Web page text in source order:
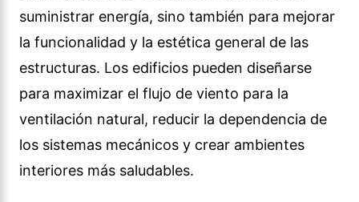
suministrar energía, sino también para mejorar
la funcionalidad y la estética general de las
estructuras. Los edificios pueden diseñarse
para maximizar el flujo de viento para la
ventilación natural, reducir la dependencia de
los sistemas mecánicos y crear ambientes
interiores más saludables.